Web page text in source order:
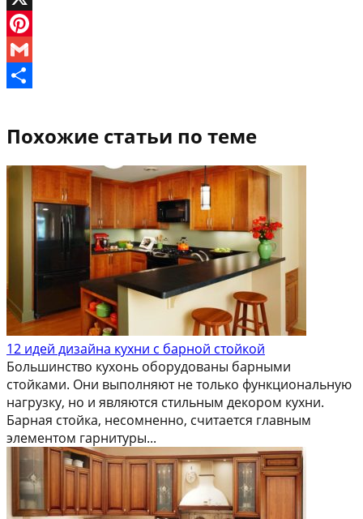
X
Pinterest
Gmail
Похожие статьи по теме
12 идей дизайна кухни с барной стойкой
Большинство кухонь оборудованы барными
стойками. Они выполняют не только функциональную
нагрузку, но и являются стильным декором кухни.
Барная стойка, несомненно, считается главным
элементом гарнитуры...